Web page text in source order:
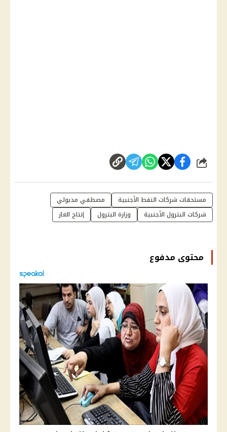
شارك
مستحقات شركات النفط الأجنبية
مصطفي مدبولي
شركات البترول الأجنبية
وزارة البترول إنتاج الغاز
محتوى مدفوع